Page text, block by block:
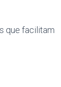
que facilitam